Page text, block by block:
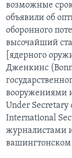
возможные
объявили об
оборонного
высочайший
[ядерного
Дженкинс
вооружениями
Under Secretary
International
журналистами
вашингтонском